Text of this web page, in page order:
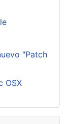
"Patch
OSX